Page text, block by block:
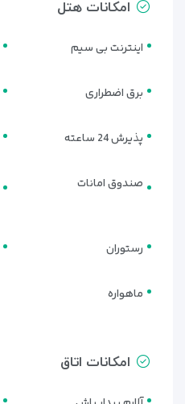
امکانات هتل
اینترنت بی سیم
برق اضطراری
پذیرش 24 ساعته
صندوق امانات
رستوران
ماهواره
امکانات اتاق